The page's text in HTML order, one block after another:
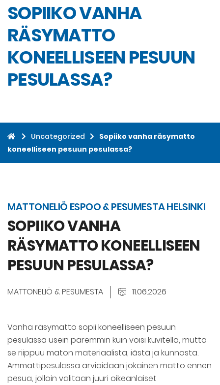
SOPIIKO VANHA
RÄSYMATTO
KONEELLISEEN PESUUN
PESULASSA?
Uncategorized
Sopiiko vanha räsymatto
koneelliseen pesuun pesulassa?
MATTONELIÖ ESPOO & PESUMESTA HELSINKI
SOPIIKO VANHA
RÄSYMATTO KONEELLISEEN
PESUUN PESULASSA?
MATTONELIÖ & PESUMESTA 11.06.2026
Vanha räsymatto sopii koneelliseen pesuun
pesulassa usein paremmin kuin voisi kuvitella, mutta
se riippuu maton materiaalista, iästä ja kunnosta.
Ammattipesulassa arvioidaan jokainen matto ennen
pesua, jolloin valitaan juuri oikeanlaiset